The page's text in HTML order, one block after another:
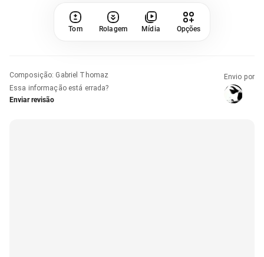
Tom Rolagem Mídia Opções
Composição: Gabriel Thomaz
Essa informação está errada?
Enviar revisão
Envio por